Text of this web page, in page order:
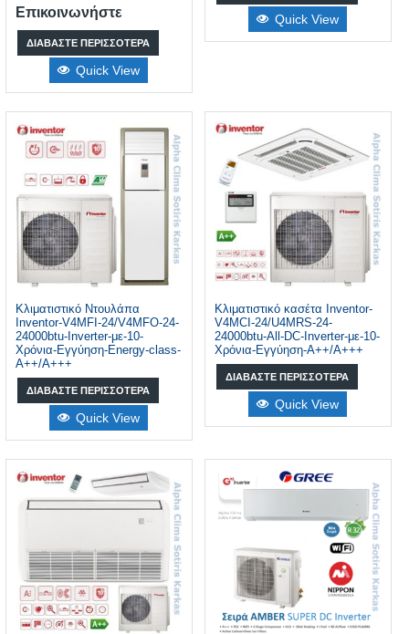
Επικοινωνήστε
ΔΙΑΒΆΣΤΕ ΠΕΡΙΣΣΌΤΕΡΑ
Quick View
Quick View
Κλιματιστικό Ντουλάπα
Inventor-V4MFI-24/V4MFO-24-
24000btu-Inverter-με-10-
Χρόνια-Εγγύηση-Energy-class-
A++/A+++
ΔΙΑΒΆΣΤΕ ΠΕΡΙΣΣΌΤΕΡΑ
Quick View
Κλιματιστικό κασέτα Inventor-
V4MCI-24/U4MRS-24-
24000btu-All-DC-Inverter-με-10-
Χρόνια-Εγγύηση-A++/A+++
ΔΙΑΒΆΣΤΕ ΠΕΡΙΣΣΌΤΕΡΑ
Quick View